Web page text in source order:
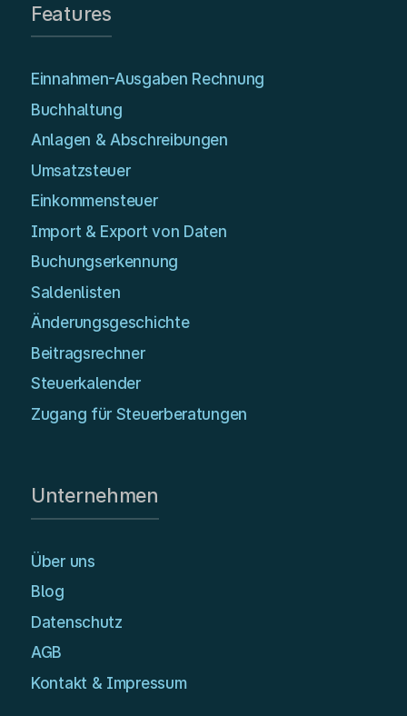
Features
Einnahmen-Ausgaben Rechnung
Buchhaltung
Anlagen & Abschreibungen
Umsatzsteuer
Einkommensteuer
Import & Export von Daten
Buchungserkennung
Saldenlisten
Änderungsgeschichte
Beitragsrechner
Steuerkalender
Zugang für Steuerberatungen
Unternehmen
Über uns
Blog
Datenschutz
AGB
Kontakt & Impressum